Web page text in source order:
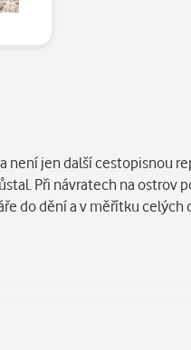
není jen další cestopisnou
Při návratech na
do dění a v měřítku